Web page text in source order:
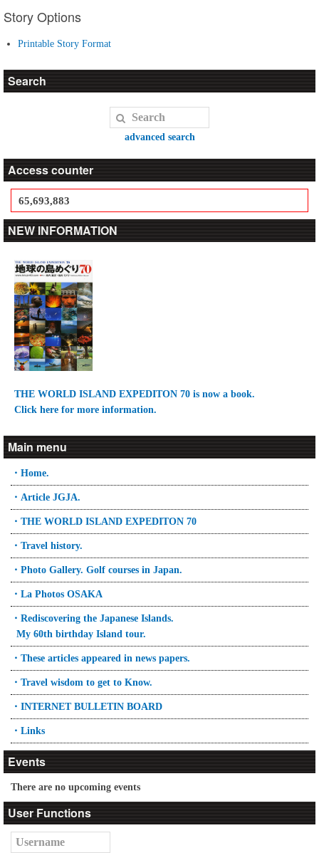
Story Options
Printable Story Format
Search
advanced search
Access counter
65,693,883
NEW INFORMATION
THE WORLD ISLAND EXPEDITON 70 is now a book.
Click here for more information.
Main menu
・Home.
・Article JGJA.
・THE WORLD ISLAND EXPEDITON 70
・Travel history.
・Photo Gallery. Golf courses in Japan.
・La Photos OSAKA
・Rediscovering the Japanese Islands.
My 60th birthday Island tour.
・These articles appeared in news papers.
・Travel wisdom to get to Know.
・INTERNET BULLETIN BOARD
・Links
Events
There are no upcoming events
User Functions